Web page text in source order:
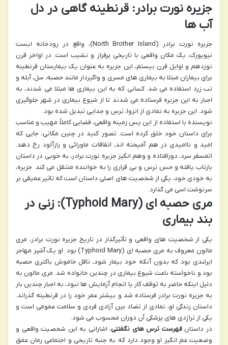
جزیره نورت برادر: قرنطینه گاهی در دل
آب ها
جزیره نورت برادر (North Brother Island)، واقع در رودخانه ایست
نیویورک، یک مکان واقعی با تاریخی پرفراز و نشیب است. در اواخر قرن
نوزدهم و اوایل قرن بیستم، این جزیره به عنوان یک بیمارستان قرنطینه
برای بیماران مبتلا به بیماری های مسری و واگیردار مانند حصبه، سل، آبله و
تب زرد استفاده می شد. کسانی که به این بیماری ها مبتلا می شدند، به
اجبار به این جزیره فرستاده می شدند تا از شیوع بیماری در شهر جلوگیری
شود. این جزیره به نمادی از انزوا، ترس و جدایی تبدیل شده بود.
نویسنده با استفاده از این پس زمینه واقعی، فضایی کاملاً مهیب و مناسب
برای داستان خود خلق کرده است. تصور کنید در چنین مکانی، جایی که
امید و ناامیدی در هم آمیخته اند، اتفاقات ماورائی و رازآلود رخ دهد.
اتمسفر سرد، دورافتاده و وهم انگیز جزیره نورت برادر، به خوبی در داستان
بازتاب یافته و حس ترس و بی قراری را به خواننده منتقل می کند. جزیره،
به خودی خود، یکی از شخصیت های اصلی داستان است که تاثیر عمیقی بر
سرنوشت اسی می گذارد.
مری حصبه ای (Typhoid Mary): زنی در
بند بیماری
یکی از شخصیت های واقعی و تأثیرگذار در تاریخ جزیره نورت برادر، مری
مالون معروف به مری حصبه ای (Typhoid Mary) بود. او یک آشپز مهاجر
ایرلندی بود که بدون آنکه خود بیمار شود، ناقل خاموش باکتری حصبه
بود و ناخواسته باعث شیوع بیماری در چندین خانواده شد. مری مالون به
دلیل اینکه حاضر به توقف کار یا انجام آزمایش ها نبود، به اجبار چندین بار
به جزیره نورت برادر فرستاده شد و بیشتر عمر خود را در قرنطینه گذراند.
داستان زندگی او، نمادی از تضاد بین آزادی فردی و سلامت عمومی است و
یکی از تراژدی های پزشکی آن دوران محسوب می شود.
در داستانفهرست ترس های نگفتنی، اشاراتی به این شخصیت واقعی و
وضعیت غم انگیز او وجود دارد که به جنبه تاریخی و اجتماعی رمان عمق